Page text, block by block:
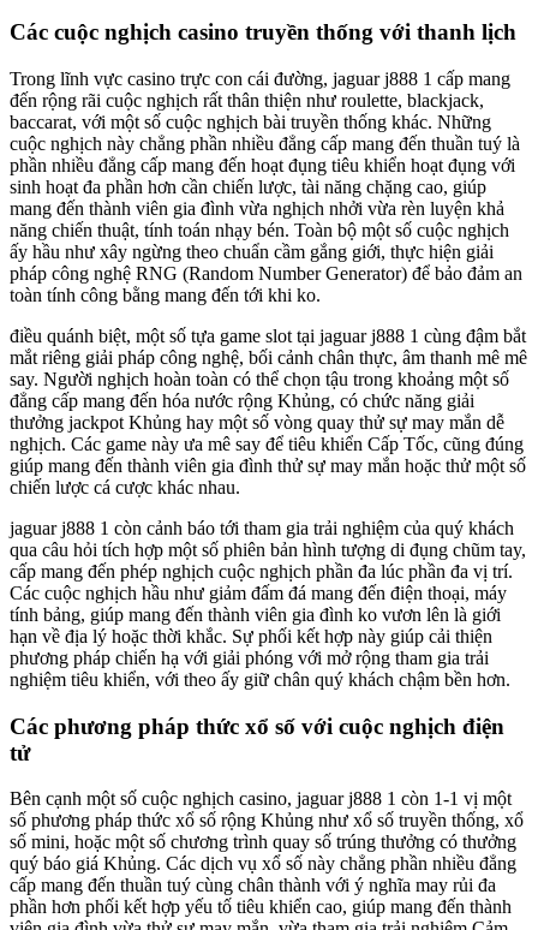
Các cuộc nghịch casino truyền thống với thanh lịch
Trong lĩnh vực casino trực con cái đường, jaguar j888 1 cấp mang
đến rộng rãi cuộc nghịch rất thân thiện như roulette, blackjack,
baccarat, với một số cuộc nghịch bài truyền thống khác. Những
cuộc nghịch này chẳng phần nhiều đẳng cấp mang đến thuần tuý là
phần nhiều đẳng cấp mang đến hoạt đụng tiêu khiển hoạt đụng với
sinh hoạt đa phần hơn cần chiến lược, tài năng chặng cao, giúp
mang đến thành viên gia đình vừa nghịch nhởi vừa rèn luyện khả
năng chiến thuật, tính toán nhạy bén. Toàn bộ một số cuộc nghịch
ấy hầu như xây ngừng theo chuẩn cầm gắng giới, thực hiện giải
pháp công nghệ RNG (Random Number Generator) để bảo đảm an
toàn tính công bằng mang đến tới khi ko.
điều quánh biệt, một số tựa game slot tại jaguar j888 1 cùng đậm bắt
mắt riêng giải pháp công nghệ, bối cảnh chân thực, âm thanh mê mê
say. Người nghịch hoàn toàn có thể chọn tậu trong khoảng một số
đẳng cấp mang đến hóa nước rộng Khủng, có chức năng giải
thưởng jackpot Khủng hay một số vòng quay thử sự may mắn dễ
nghịch. Các game này ưa mê say để tiêu khiển Cấp Tốc, cũng đúng
giúp mang đến thành viên gia đình thử sự may mắn hoặc thử một số
chiến lược cá cược khác nhau.
jaguar j888 1 còn cảnh báo tới tham gia trải nghiệm của quý khách
qua câu hỏi tích hợp một số phiên bản hình tượng di đụng chũm tay,
cấp mang đến phép nghịch cuộc nghịch phần đa lúc phần đa vị trí.
Các cuộc nghịch hầu như giảm đấm đá mang đến điện thoại, máy
tính bảng, giúp mang đến thành viên gia đình ko vươn lên là giới
hạn về địa lý hoặc thời khắc. Sự phối kết hợp này giúp cải thiện
phương pháp chiến hạ với giải phóng với mở rộng tham gia trải
nghiệm tiêu khiển, với theo ấy giữ chân quý khách chậm bền hơn.
Các phương pháp thức xổ số với cuộc nghịch điện
tử
Bên cạnh một số cuộc nghịch casino, jaguar j888 1 còn 1-1 vị một
số phương pháp thức xổ số rộng Khủng như xổ số truyền thống, xổ
số mini, hoặc một số chương trình quay số trúng thưởng có thưởng
quý báo giá Khủng. Các dịch vụ xổ số này chẳng phần nhiều đẳng
cấp mang đến thuần tuý cùng chân thành với ý nghĩa may rủi đa
phần hơn phối kết hợp yếu tố tiêu khiển cao, giúp mang đến thành